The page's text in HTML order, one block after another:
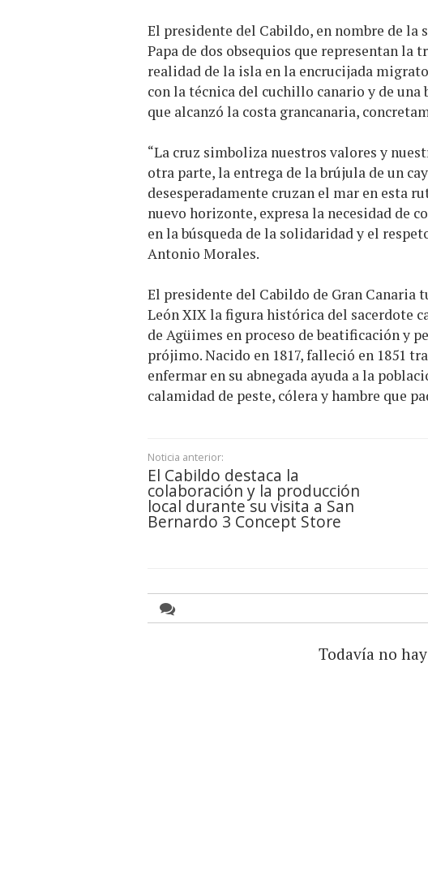
El presidente del Cabildo, en nombre de la
Papa de dos obsequios que representan
realidad de la isla en la encrucijada
con la técnica del cuchillo canario y de una
que alcanzó la costa grancanaria,
“La cruz simboliza nuestros valores y
otra parte, la entrega de la brújula de un
desesperadamente cruzan el mar en esta
nuevo horizonte, expresa la necesidad de
en la búsqueda de la solidaridad y el
Antonio Morales.
El presidente del Cabildo de Gran Canaria
León XIX la figura histórica del sacerdote
de Agüimes en proceso de beatificación y
prójimo. Nacido en 1817, falleció en 1851
enfermar en su abnegada ayuda a la
calamidad de peste, cólera y hambre que
Noticia anterior:
El Cabildo destaca la
colaboración y la producción
local durante su visita a San
Bernardo 3 Concept Store
Todavía no